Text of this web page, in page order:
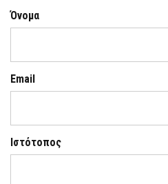
Όνομα
Email
Ιστότοπος